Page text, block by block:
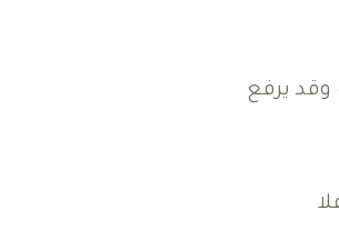
وقد يرفع